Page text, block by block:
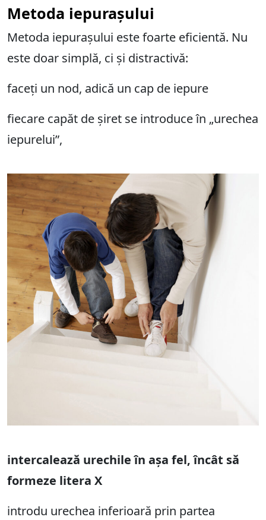
Metoda iepurașului
Metoda iepurașului este foarte eficientă. Nu
este doar simplă, ci și distractivă:
faceți un nod, adică un cap de iepure
fiecare capăt de șiret se introduce în „urechea
iepurelui”,
intercalează urechile în așa fel, încât să
formeze litera X
introdu urechea inferioară prin partea